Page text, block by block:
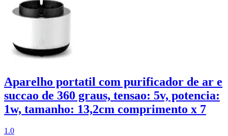
Aparelho portatil com purificador de ar e
succao de 360 graus, tensao: 5v, potencia:
1w, tamanho: 13,2cm comprimento x 7
1.0